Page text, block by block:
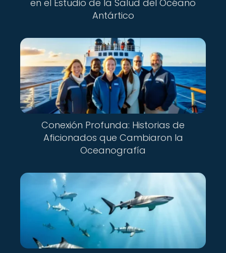
en el Estudio de la Salud del Océano
Antártico
Conexión Profunda: Historias de
Aficionados que Cambiaron la
Oceanografía